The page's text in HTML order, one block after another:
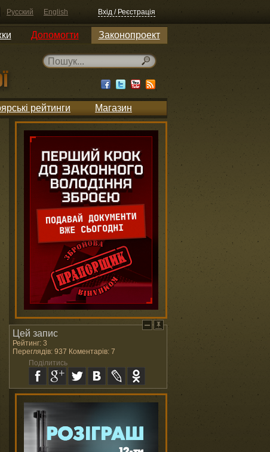
Русский English Вхід / Реєстрація
Допомогти Законопроект
рейтинги Магазин
Цей запис
Рейтинг: 3
Переглядів: 937 Коментарів: 7
Поділитись